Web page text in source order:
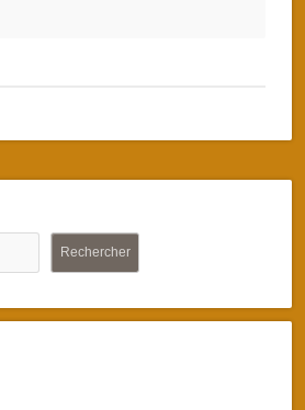
Rechercher